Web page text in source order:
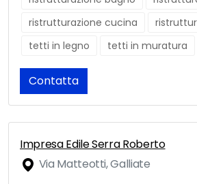
ristrutturazione cucina
tetti in legno
tetti in muratura
Contatta
Impresa Edile Serra Roberto
Via Matteotti, Galliate